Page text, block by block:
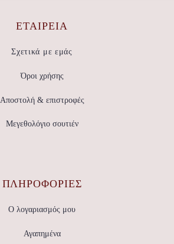
ΕΤΑΙΡΕΊΑ
Σχετικά με εμάς
Όροι χρήσης
Αποστολή & επιστροφές
Μεγεθολόγιο σουτιέν
ΠΛΗΡΟΦΟΡΙΕΣ
Ο λογαριασμός μου
Αγαπημένα